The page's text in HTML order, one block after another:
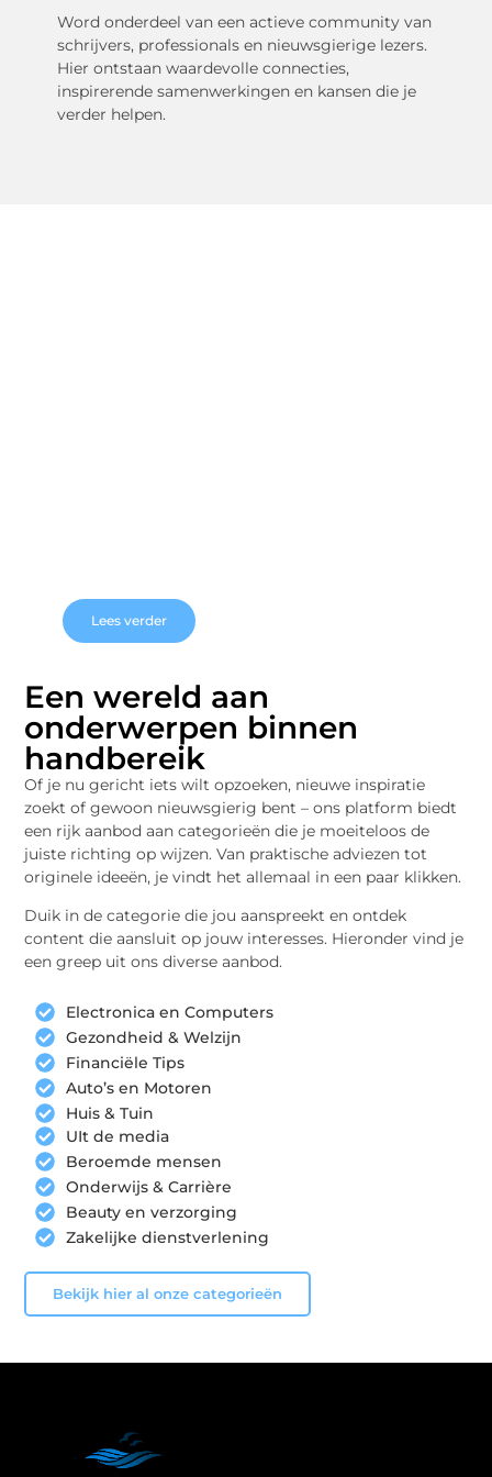
Word onderdeel van een actieve community van
schrijvers, professionals en nieuwsgierige lezers.
Hier ontstaan waardevolle connecties,
inspirerende samenwerkingen en kansen die je
verder helpen.
Lees verder
Een wereld aan
onderwerpen binnen
handbereik
Of je nu gericht iets wilt opzoeken, nieuwe inspiratie
zoekt of gewoon nieuwsgierig bent – ons platform biedt
een rijk aanbod aan categorieën die je moeiteloos de
juiste richting op wijzen. Van praktische adviezen tot
originele ideeën, je vindt het allemaal in een paar klikken.
Duik in de categorie die jou aanspreekt en ontdek
content die aansluit op jouw interesses. Hieronder vind je
een greep uit ons diverse aanbod.
Electronica en Computers
Gezondheid & Welzijn
Financiële Tips
Auto’s en Motoren
Huis & Tuin
UIt de media
Beroemde mensen
Onderwijs & Carrière
Beauty en verzorging
Zakelijke dienstverlening
Bekijk hier al onze categorieën